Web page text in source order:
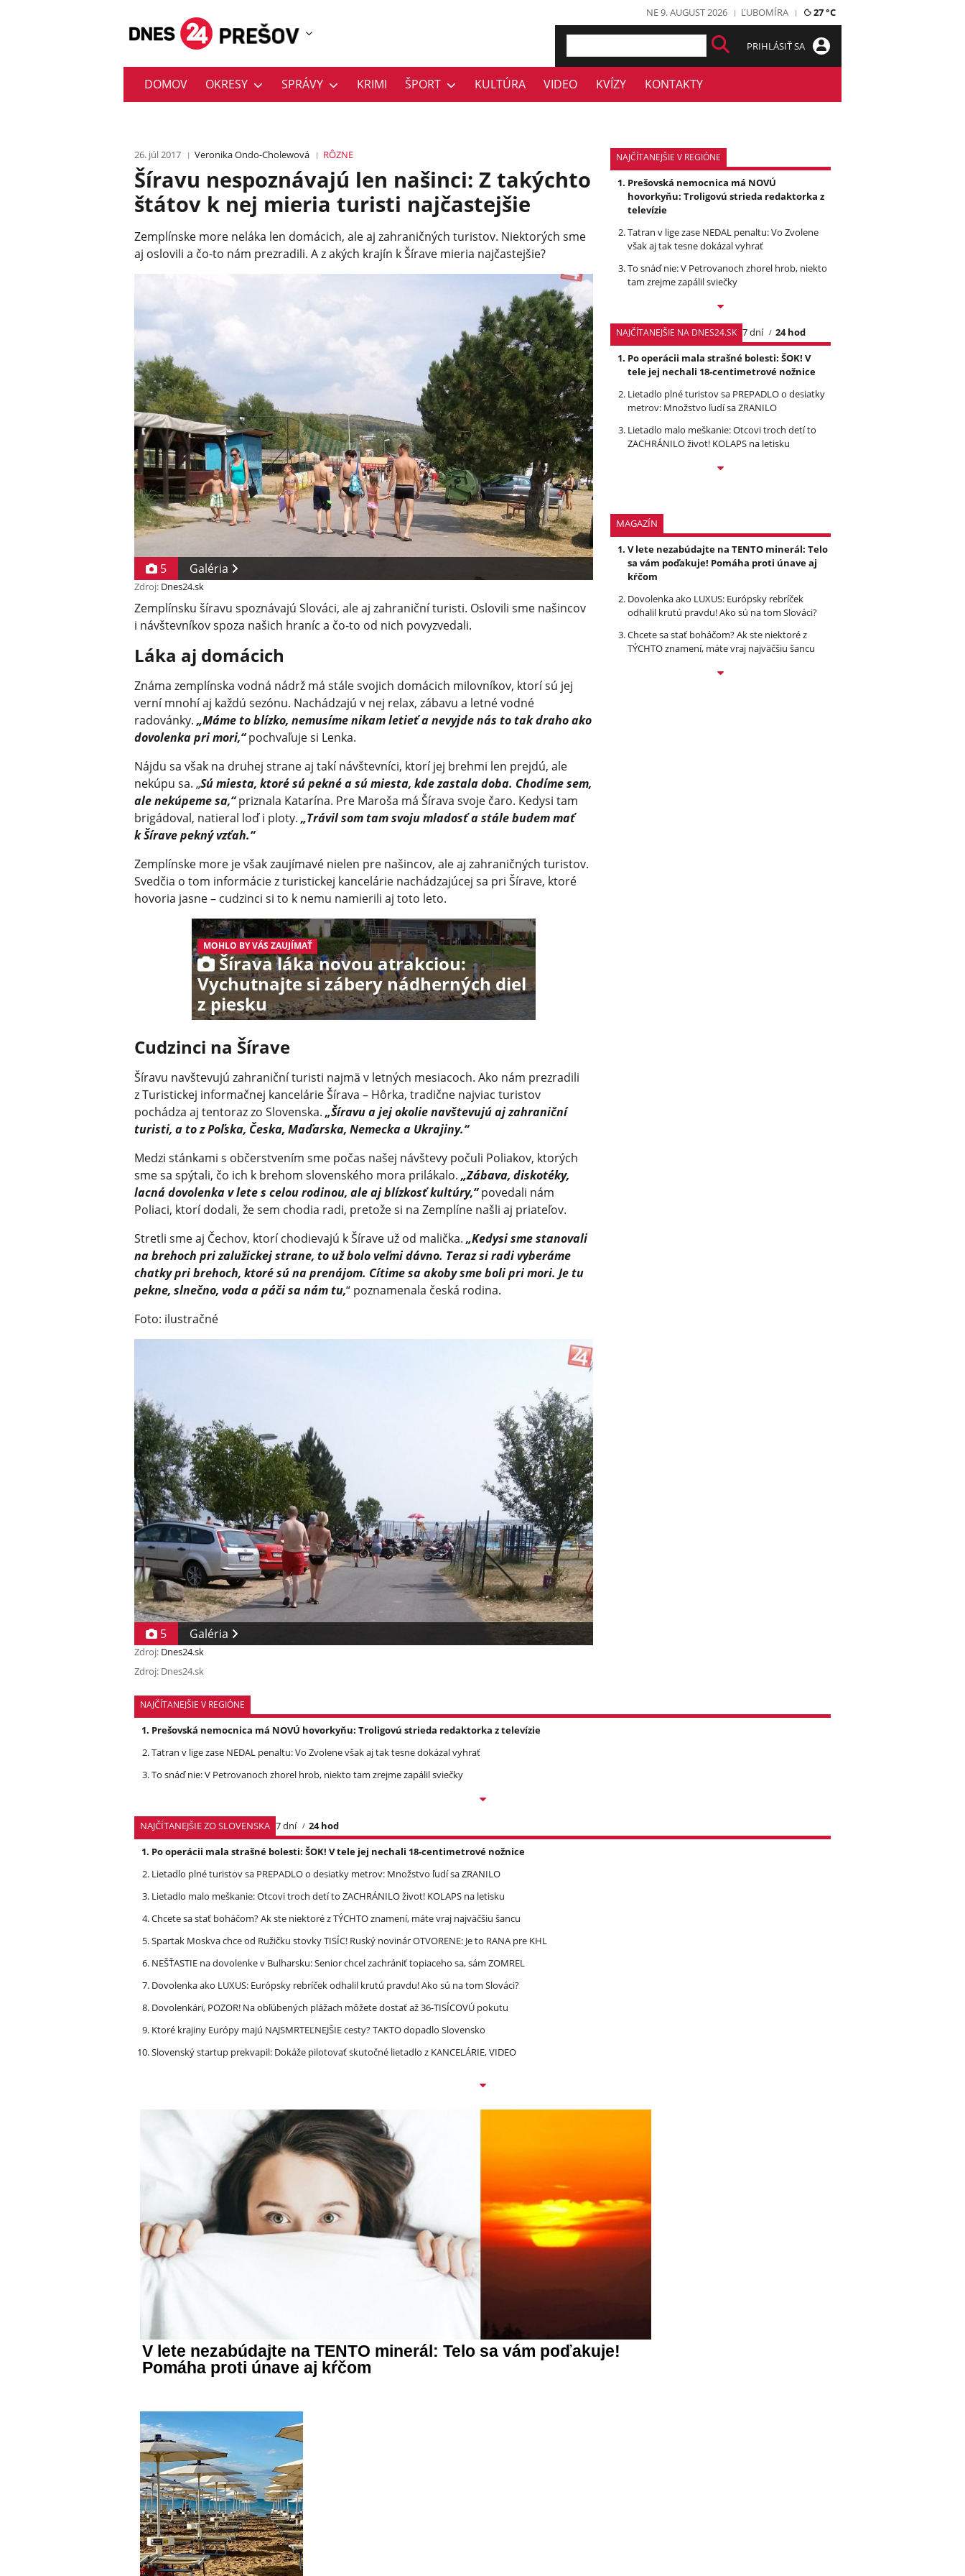
NE 9. AUGUST 2026 ĽUBOMÍRA 27 °C
PRIHLÁSIŤ SA
DOMOV OKRESY SPRÁVY KRIMI ŠPORT KULTÚRA VIDEO KVÍZY KONTAKTY
26. júl 2017 Veronika Ondo-Cholewová RÔZNE
Šíravu nespoznávajú len našinci: Z takýchto
štátov k nej mieria turisti najčastejšie
Zemplínske more neláka len domácich, ale aj zahraničných turistov. Niektorých sme
aj oslovili a čo-to nám prezradili. A z akých krajín k Šírave mieria najčastejšie?
5 Galéria
Zdroj: Dnes24.sk
Zemplínsku šíravu spoznávajú Slováci, ale aj zahraniční turisti. Oslovili sme našincov
i návštevníkov spoza našich hraníc a čo-to od nich povyzvedali.
Láka aj domácich
Známa zemplínska vodná nádrž má stále svojich domácich milovníkov, ktorí sú jej
verní mnohí aj každú sezónu. Nachádzajú v nej relax, zábavu a letné vodné
radovánky.„Máme to blízko, nemusíme nikam letieť a nevyjde nás to tak draho ako
dovolenka pri mori,“pochvaľuje si Lenka.
Nájdu sa však na druhej strane aj takí návštevníci, ktorí jej brehmi len prejdú, ale
nekúpu sa. „Sú miesta, ktoré sú pekné a sú miesta, kde zastala doba. Chodíme sem,
ale nekúpeme sa,“priznala Katarína. Pre Maroša má Šírava svoje čaro. Kedysi tam
brigádoval, natieral loď i ploty.„Trávil som tam svoju mladosť a stále budem mať
k Šírave pekný vzťah.“
Zemplínske more je však zaujímavé nielen pre našincov, ale aj zahraničných turistov.
Svedčia o tom informácie z turistickej kancelárie nachádzajúcej sa pri Šírave, ktoré
hovoria jasne – cudzinci si to k nemu namierili aj toto leto.
MOHLO BY VÁS ZAUJÍMAŤ
Šírava láka novou atrakciou:
Vychutnajte si zábery nádherných diel
z piesku
Cudzinci na Šírave
Šíravu navštevujú zahraniční turisti najmä v letných mesiacoch. Ako nám prezradili
z Turistickej informačnej kancelárie Šírava – Hôrka, tradične najviac turistov
pochádza aj tentoraz zo Slovenska. „Šíravu a jej okolie navštevujú aj zahraniční
turisti, a to z Poľska, Česka, Maďarska, Nemecka a Ukrajiny.“
Medzi stánkami s občerstvením sme počas našej návštevy počuli Poliakov, ktorých
sme sa spýtali, čo ich k brehom slovenského mora prilákalo. „Zábava, diskotéky,
lacná dovolenka v lete s celou rodinou, ale aj blízkosť kultúry,“povedali nám
Poliaci, ktorí dodali, že sem chodia radi, pretože si na Zemplíne našli aj priateľov.
Stretli sme aj Čechov, ktorí chodievajú k Šírave už od malička. „Kedysi sme stanovali
na brehoch pri zalužickej strane, to už bolo veľmi dávno. Teraz si radi vyberáme
chatky pri brehoch, ktoré sú na prenájom. Cítime sa akoby sme boli pri mori. Je tu
pekne, slnečno, voda a páči sa nám tu,“ poznamenala česká rodina.
Foto: ilustračné
5 Galéria
Zdroj: Dnes24.sk
Zdroj: Dnes24.sk
NAJČÍTANEJŠIE V REGIÓNE
Prešovská nemocnica má NOVÚ
hovorkyňu: Troligovú strieda redaktorka z
televízie
Tatran v lige zase NEDAL penaltu: Vo Zvolene
však aj tak tesne dokázal vyhrať
To snáď nie: V Petrovanoch zhorel hrob, niekto
tam zrejme zapálil sviečky
NAJČÍTANEJŠIE NA DNES24.SK 7 dní
24 hod
Po operácii mala strašné bolesti: ŠOK! V
tele jej nechali 18-centimetrové nožnice
Lietadlo plné turistov sa PREPADLO o desiatky
metrov: Množstvo ľudí sa ZRANILO
Lietadlo malo meškanie: Otcovi troch detí to
ZACHRÁNILO život! KOLAPS na letisku
MAGAZÍN
V lete nezabúdajte na TENTO minerál: Telo
sa vám poďakuje! Pomáha proti únave aj
kŕčom
Dovolenka ako LUXUS: Európsky rebríček
odhalil krutú pravdu! Ako sú na tom Slováci?
Chcete sa stať boháčom? Ak ste niektoré z
TÝCHTO znamení, máte vraj najväčšiu šancu
NAJČÍTANEJŠIE V REGIÓNE
Prešovská nemocnica má NOVÚ hovorkyňu: Troligovú strieda redaktorka z televízie
Tatran v lige zase NEDAL penaltu: Vo Zvolene však aj tak tesne dokázal vyhrať
To snáď nie: V Petrovanoch zhorel hrob, niekto tam zrejme zapálil sviečky
NAJČÍTANEJŠIE ZO SLOVENSKA 7 dní
24 hod
Po operácii mala strašné bolesti: ŠOK! V tele jej nechali 18-centimetrové nožnice
Lietadlo plné turistov sa PREPADLO o desiatky metrov: Množstvo ľudí sa ZRANILO
Lietadlo malo meškanie: Otcovi troch detí to ZACHRÁNILO život! KOLAPS na letisku
Chcete sa stať boháčom? Ak ste niektoré z TÝCHTO znamení, máte vraj najväčšiu šancu
Spartak Moskva chce od Ružičku stovky TISÍC! Ruský novinár OTVORENE: Je to RANA pre KHL
NEŠŤASTIE na dovolenke v Bulharsku: Senior chcel zachrániť topiaceho sa, sám ZOMREL
Dovolenka ako LUXUS: Európsky rebríček odhalil krutú pravdu! Ako sú na tom Slováci?
Dovolenkári, POZOR! Na obľúbených plážach môžete dostať až 36-TISÍCOVÚ pokutu
Ktoré krajiny Európy majú NAJSMRTEĽNEJŠIE cesty? TAKTO dopadlo Slovensko
Slovenský startup prekvapil: Dokáže pilotovať skutočné lietadlo z KANCELÁRIE, VIDEO
V lete nezabúdajte na TENTO minerál: Telo sa vám poďakuje!
Pomáha proti únave aj kŕčom